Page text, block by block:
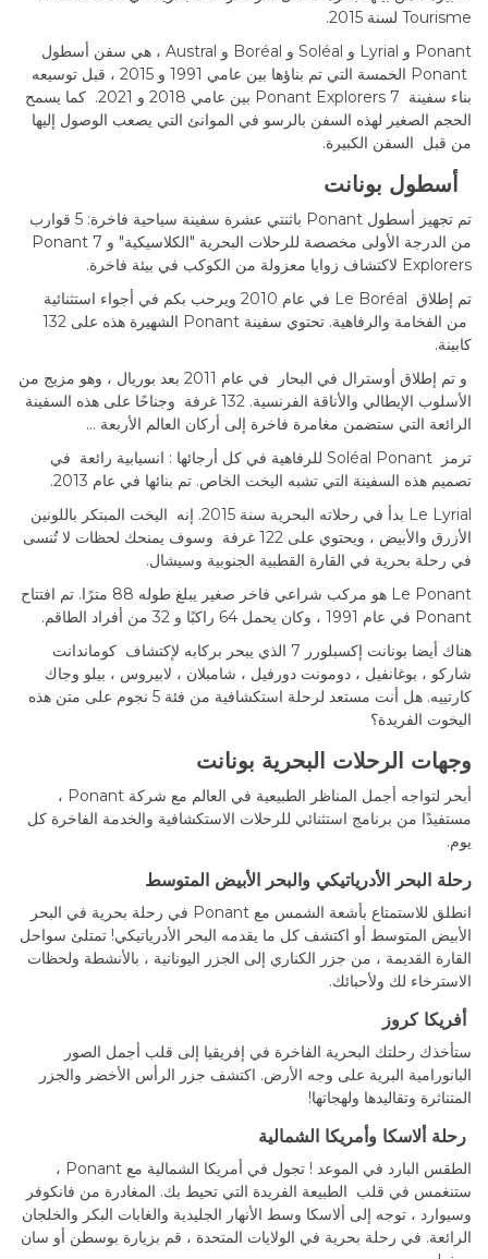
Tourisme لسنة 2015.
Ponant و Lyrial و Soléal و Boréal و Austral ، هي سفن أسطول
Ponant الخمسة التي تم بناؤها بين عامي 1991 و 2015 ، قبل توسيعه
بناء سفينة 7 Ponant Explorers بين عامي 2018 و 2021. كما يسمح
الحجم الصغير لهذه السفن بالرسو في الموانئ التي يصعب الوصول إليها
من قبل السفن الكبيرة.
أسطول بونانت
تم تجهيز أسطول Ponant باثنتي عشرة سفينة سياحية فاخرة: 5 قوارب
من الدرجة الأولى مخصصة للرحلات البحرية "الكلاسيكية" و 7 Ponant
Explorers لاكتشاف زوايا معزولة من الكوكب في بيئة فاخرة.
تم إطلاق Le Boréal في عام 2010 ويرحب بكم في أجواء استثنائية
من الفخامة والرفاهية. تحتوي سفينة Ponant الشهيرة هذه على 132
كابينة.
و تم إطلاق أوسترال في البحار في عام 2011 بعد بوريال ، وهو مزيج من
الأسلوب الإيطالي والأناقة الفرنسية. 132 غرفة وجناحًا على هذه السفينة
الرائعة التي ستضمن مغامرة فاخرة إلى أركان العالم الأربعة ...
ترمز Soléal Ponant للرفاهية في كل أرجائها : انسيابية رائعة في
تصميم هذه السفينة التي تشبه اليخت الخاص. تم بنائها في عام 2013.
Le Lyrial بدأ في رحلاته البحرية سنة 2015. إنه اليخت المبتكر باللونين
الأزرق والأبيض ، ويحتوي على 122 غرفة وسوف يمنحك لحظات لا تُنسى
في رحلة بحرية في القارة القطبية الجنوبية وسيشال.
Le Ponant هو مركب شراعي فاخر صغير يبلغ طوله 88 مترًا. تم افتتاح
Ponant في عام 1991 ، وكان يحمل 64 راكبًا و 32 من أفراد الطاقم.
هناك أيضا بونانت إكسبلورر 7 الذي يبحر بركابه لإكتشاف كوماندانت
شاركو ، بوغانفيل ، دومونت دورفيل ، شامبلان ، لابيروس ، بيلو وجاك
كارتييه. هل أنت مستعد لرحلة استكشافية من فئة 5 نجوم على متن هذه
اليخوت الفريدة؟
وجهات الرحلات البحرية بونانت
أبحر لتواجه أجمل المناظر الطبيعية في العالم مع شركة Ponant ،
مستفيدًا من برنامج استثنائي للرحلات الاستكشافية والخدمة الفاخرة كل
يوم.
رحلة البحر الأدرياتيكي والبحر الأبيض المتوسط
انطلق للاستمتاع بأشعة الشمس مع Ponant في رحلة بحرية في البحر
الأبيض المتوسط أو اكتشف كل ما يقدمه البحر الأدرياتيكي! تمتلئ سواحل
القارة القديمة ، من جزر الكناري إلى الجزر اليونانية ، بالأنشطة ولحظات
الاسترخاء لك ولأحبائك.
أفريكا كروز
ستأخذك رحلتك البحرية الفاخرة في إفريقيا إلى قلب أجمل الصور
البانورامية البرية على وجه الأرض. اكتشف جزر الرأس الأخضر والجزر
المتناثرة وتقاليدها ولهجاتها!
رحلة ألاسكا وأمريكا الشمالية
الطقس البارد في الموعد ! تجول في أمريكا الشمالية مع Ponant ،
ستنغمس في قلب الطبيعة الفريدة التي تحيط بك. المغادرة من فانكوفر
وسيوارد ، توجه إلى ألاسكا وسط الأنهار الجليدية والغابات البكر والخلجان
الرائعة. في رحلة بحرية في الولايات المتحدة ، قم بزيارة بوسطن أو سان